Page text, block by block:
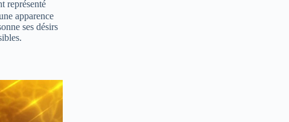
représenté
apparence
ses désirs